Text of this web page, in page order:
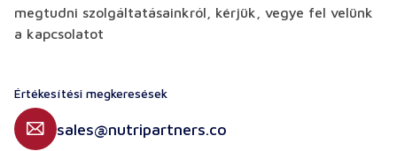
megtudni szolgáltatásainkról, kérjük, vegye fel velünk
a kapcsolatot
Értékesítési megkeresések
sales@nutripartners.co